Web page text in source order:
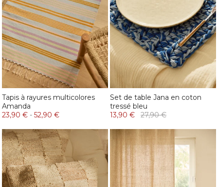
Tapis à rayures multicolores
Amanda
23,90 € - 52,90 €
Set de table Jana en coton
tressé bleu
13,90 €
27,90 €